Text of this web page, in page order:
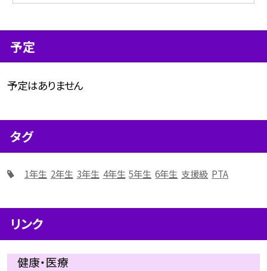
予定
予定はありません
タグ
1年生 2年生 3年生 4年生 5年生 6年生 支援級 PTA
リンク
健康・医療